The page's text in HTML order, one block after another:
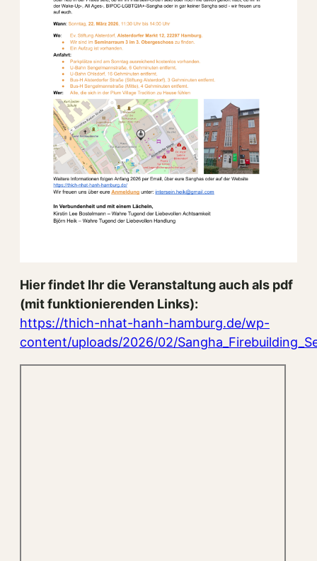
Hier findet Ihr die Veranstaltung auch als pdf
(mit funktionierenden Links):
https://thich-nhat-hanh-hamburg.de/wp-
content/uploads/2026/02/